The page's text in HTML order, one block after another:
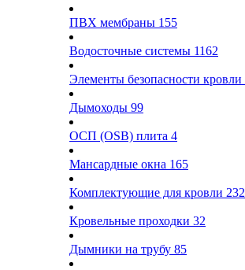
ПВХ мембраны 155
Водосточные системы 1162
Элементы безопасности кровли
Дымоходы 99
ОСП (OSB) плита 4
Мансардные окна 165
Комплектующие для кровли 232
Кровельные проходки 32
Дымники на трубу 85